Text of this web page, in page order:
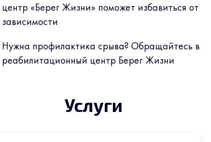
центр «Берег Жизни» поможет избавиться от
зависимости
Нужна профилактика срыва? Обращайтесь в
реабилитационный центр Берег Жизни
Услуги